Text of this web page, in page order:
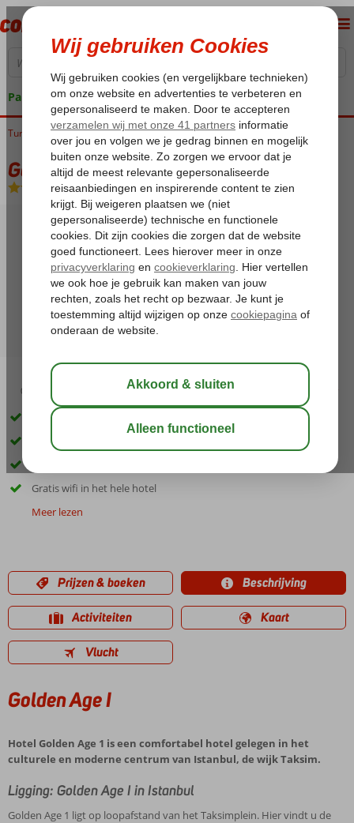
Pakketgarantie
Home
Turkije Istanbul Taksim Golden Age I
Golden Age I
Logies en ontbijt -Hotel
03:00
Gelegen in de wijk Taksim
Een buitenzwembad
Gratis wifi in het hele hotel
Meer lezen
Prijzen & boeken Beschrijving
Activiteiten Kaart
Vlucht
Golden Age I
Hotel Golden Age 1 is een comfortabel hotel gelegen in het
culturele en moderne centrum van Istanbul, de wijk Taksim.
Ligging: Golden Age I in Istanbul
Golden Age 1 ligt op loopafstand van het Taksimplein. Hier vindt u de